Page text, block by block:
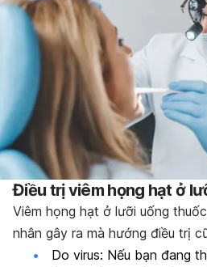
Điều trị viêm họng hạt ở
Viêm họng hạt ở lưỡi uống
nhân gây ra mà hướng điều trị
Do virus: Nếu bạn đang